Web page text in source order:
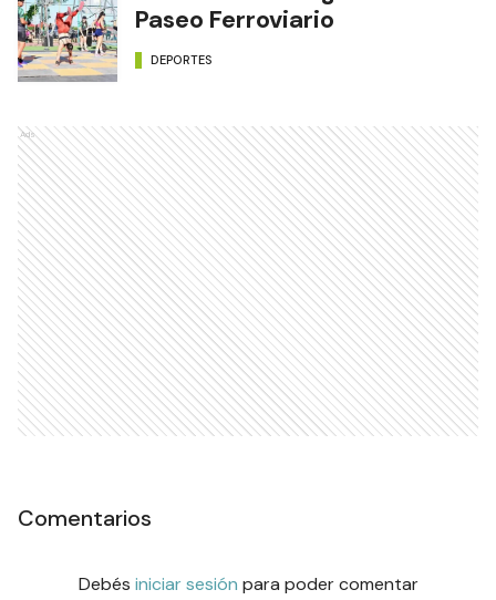
Paseo Ferroviario
DEPORTES
Ads
Comentarios
Debés iniciar sesión para poder comentar